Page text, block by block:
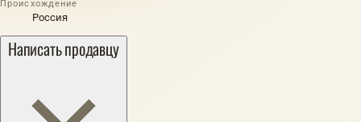
Происхождение
Россия
Написать продавцу